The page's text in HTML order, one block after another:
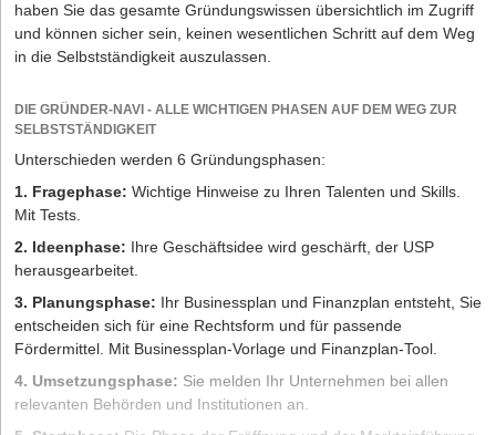
haben Sie das gesamte Gründungswissen übersichtlich im Zugriff
und können sicher sein, keinen wesentlichen Schritt auf dem Weg
in die Selbstständigkeit auszulassen.
DIE GRÜNDER-NAVI - ALLE WICHTIGEN PHASEN AUF DEM WEG ZUR
SELBSTSTÄNDIGKEIT
Unterschieden werden 6 Gründungsphasen:
1. Fragephase: Wichtige Hinweise zu Ihren Talenten und Skills.
Mit Tests.
2. Ideenphase: Ihre Geschäftsidee wird geschärft, der USP
herausgearbeitet.
3. Planungsphase: Ihr Businessplan und Finanzplan entsteht, Sie
entscheiden sich für eine Rechtsform und für passende
Fördermittel. Mit Businessplan-Vorlage und Finanzplan-Tool.
4. Umsetzungsphase: Sie melden Ihr Unternehmen bei allen
relevanten Behörden und Institutionen an.